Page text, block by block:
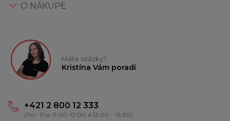
O NÁKUPE
Máte otázky?
Kristína Vám poradí
+421 2 800 12 333
(Po - Pia: 9:00-12:00 a 13:00 - 16:30)